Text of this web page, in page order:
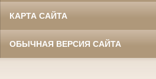
КАРТА САЙТА
ОБЫЧНАЯ ВЕРСИЯ САЙТА